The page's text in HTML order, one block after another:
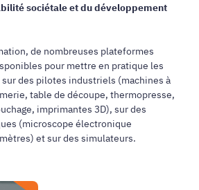
sociétale et du développement
de nombreuses plateformes
pour mettre en pratique les
des pilotes industriels (machines à
table de découpe, thermopresse,
imprimantes 3D), sur des
(microscope électronique
et sur des simulateurs.